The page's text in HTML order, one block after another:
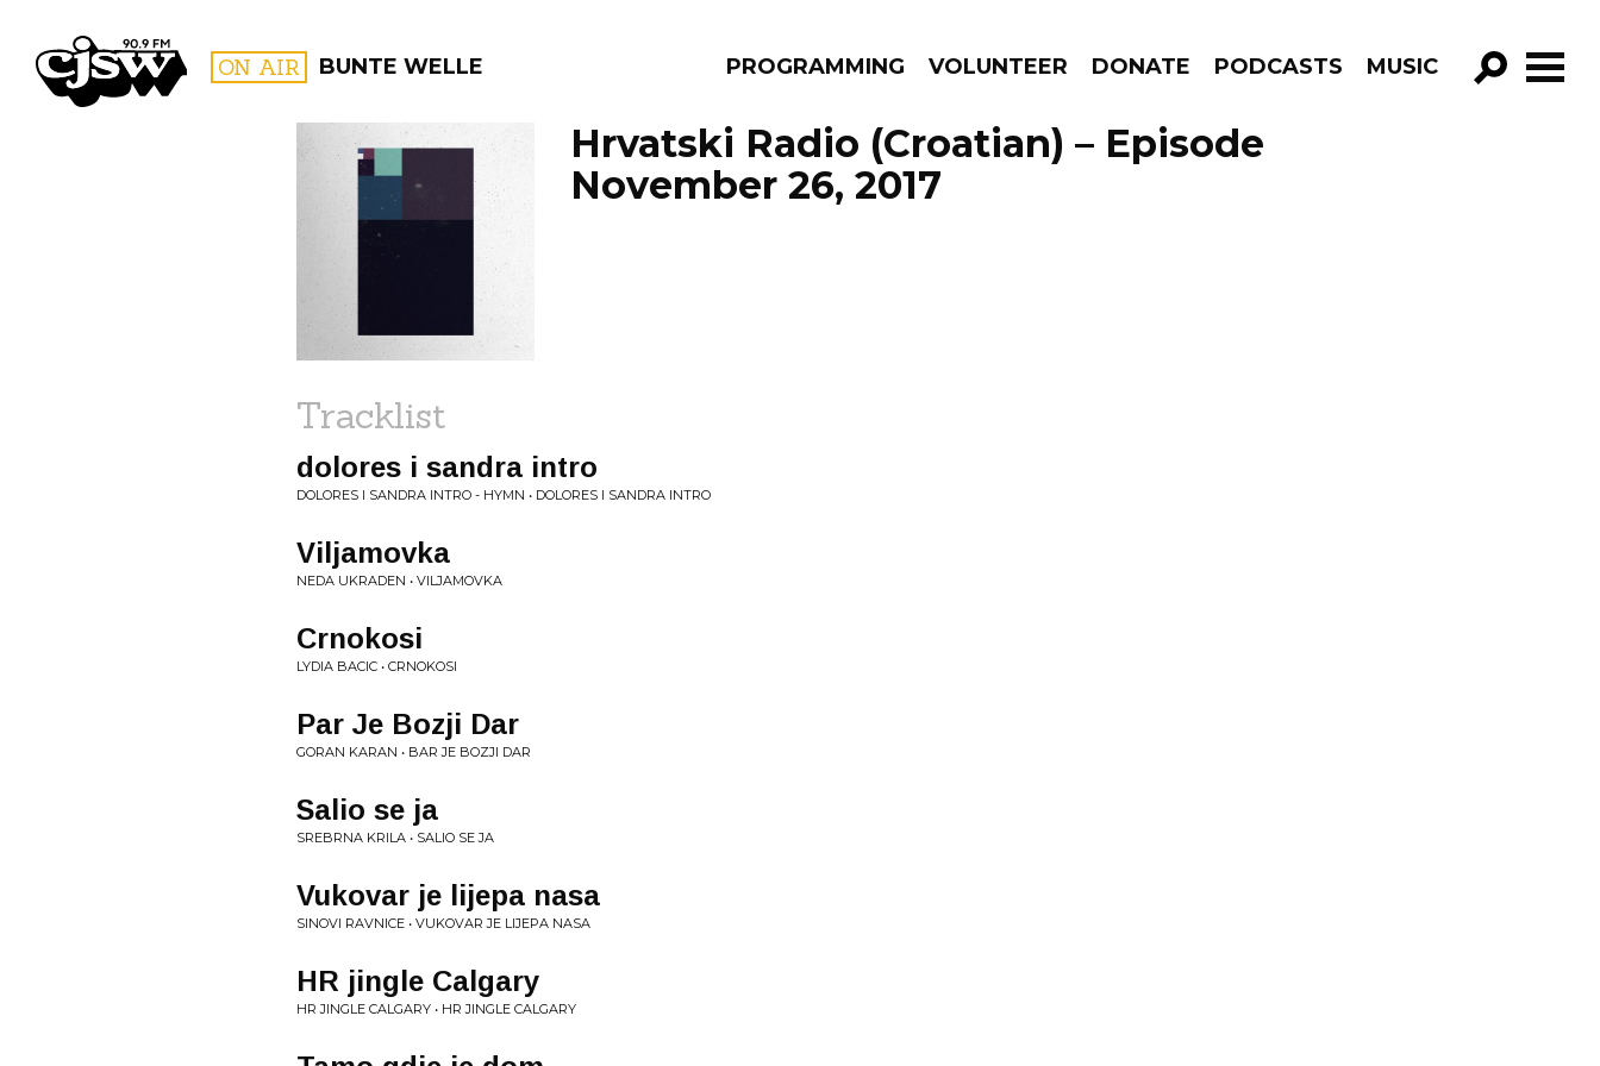
CJSW ON AIR BUNTE WELLE PROGRAMMING VOLUNTEER DONATE PODCASTS MUSIC
GO!
PROGRAMS
Hrvatski Radio (Croatian) – Episode
November 26, 2017
Tracklist
dolores i sandra intro
DOLORES I SANDRA INTRO - HYMN • DOLORES I SANDRA INTRO
Viljamovka
NEDA UKRADEN • VILJAMOVKA
Crnokosi
LYDIA BACIC • CRNOKOSI
Par Je Bozji Dar
GORAN KARAN • BAR JE BOZJI DAR
Salio se ja
SREBRNA KRILA • SALIO SE JA
Vukovar je lijepa nasa
SINOVI RAVNICE • VUKOVAR JE LIJEPA NASA
HR jingle Calgary
HR JINGLE CALGARY • HR JINGLE CALGARY